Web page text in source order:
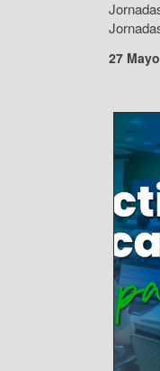
27